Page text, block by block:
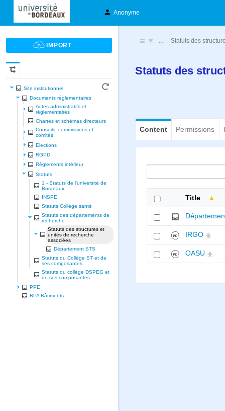
Anonyme
Site institutionnel
Documents réglementaires
Actes administratifs et
réglementaires
Chartes et schèmas directeurs
Conseils, commissions et
comités
Elections
RGPD
Règlements intérieur
Statuts
1 - Statuts de l'université de
Bordeaux
INSPE
Statuts Collège santé
Statuts des départements de
recherche
Statuts des structures et
unités de recherche
associées
Département STS
Statuts du Collège ST et de
ses composantes
Statuts du collège DSPEG et
de ses composantes
PPE
RPA Bâtiments
… Statuts des
Statuts des
Content Permissions
Title
IRGO
OASU